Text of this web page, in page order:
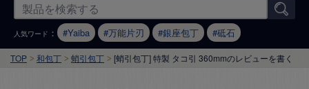
人気ワード ： Yaiba 万能片刃 銀座包丁 砥石
TOP 和包丁 蛸引包丁 [蛸引包丁] 特製 タコ引 360mmのレビューを書く